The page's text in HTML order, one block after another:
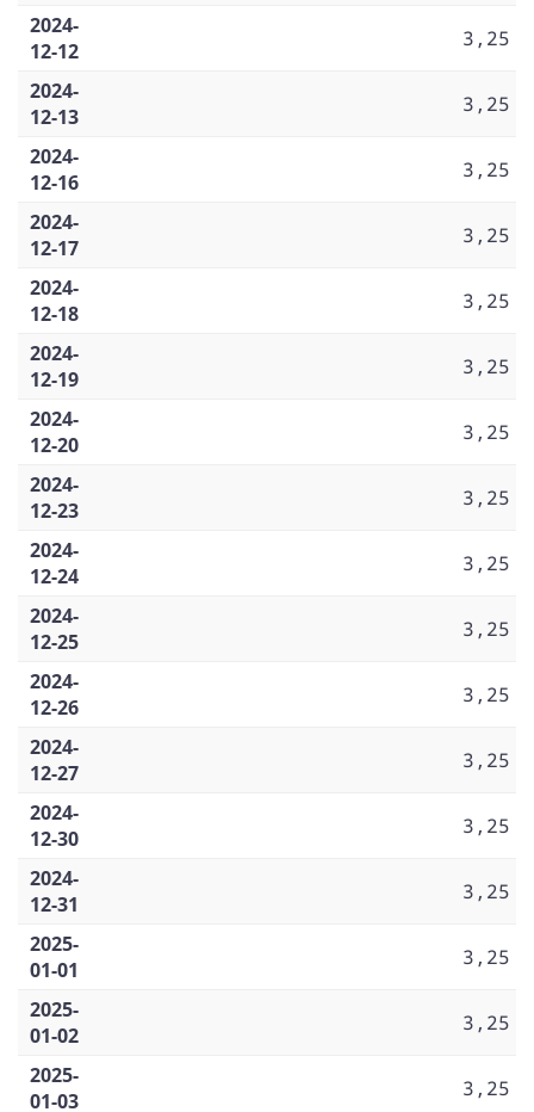
2024-
12-12
3,25
2024-
12-13
3,25
2024-
12-16
3,25
2024-
12-17
3,25
2024-
12-18
3,25
2024-
12-19
3,25
2024-
12-20
3,25
2024-
12-23
3,25
2024-
12-24
3,25
2024-
12-25
3,25
2024-
12-26
3,25
2024-
12-27
3,25
2024-
12-30
3,25
2024-
12-31
3,25
2025-
01-01
3,25
2025-
01-02
3,25
2025-
01-03
3,25